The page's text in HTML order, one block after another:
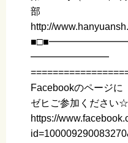
部
http://
━━━━━━━━
Facebookのページに
ゼヒご参加ください☆
https://